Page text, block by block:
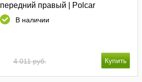
передний правый | Polcar
В наличии
4 011 руб.